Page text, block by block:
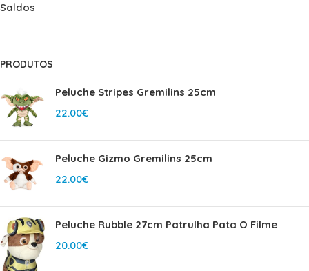
Saldos
PRODUTOS
Peluche Stripes Gremilins 25cm
22.00€
Peluche Gizmo Gremilins 25cm
22.00€
Peluche Rubble 27cm Patrulha Pata O Filme
20.00€